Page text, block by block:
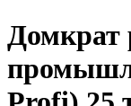
Домкрат